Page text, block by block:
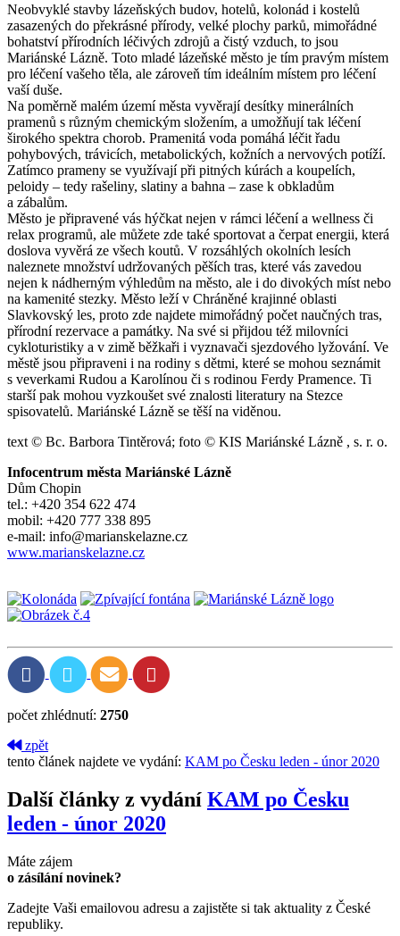
Neobvyklé stavby lázeňských budov, hotelů, kolonád i kostelů
zasazených do překrásné přírody, velké plochy parků, mimořádné
bohatství přírodních léčivých zdrojů a čistý vzduch, to jsou
Mariánské Lázně. Toto mladé lázeňské město je tím pravým místem
pro léčení vašeho těla, ale zároveň tím ideálním místem pro léčení
vaší duše.
Na poměrně malém území města vyvěrají desítky minerálních
pramenů s různým chemickým složením, a umožňují tak léčení
širokého spektra chorob. Pramenitá voda pomáhá léčit řadu
pohybových, trávicích, metabolických, kožních a nervových potíží.
Zatímco prameny se využívají při pitných kúrách a koupelích,
peloidy – tedy rašeliny, slatiny a bahna – zase k obkladům
a zábalům.
Město je připravené vás hýčkat nejen v rámci léčení a wellness či
relax programů, ale můžete zde také sportovat a čerpat energii, která
doslova vyvěrá ze všech koutů. V rozsáhlých okolních lesích
naleznete množství udržovaných pěších tras, které vás zavedou
nejen k nádherným výhledům na město, ale i do divokých míst nebo
na kamenité stezky. Město leží v Chráněné krajinné oblasti
Slavkovský les, proto zde najdete mimořádný počet naučných tras,
přírodní rezervace a památky. Na své si přijdou též milovníci
cykloturistiky a v zimě běžkaři i vyznavači sjezdového lyžování. Ve
městě jsou připraveni i na rodiny s dětmi, které se mohou seznámit
s veverkami Rudou a Karolínou či s rodinou Ferdy Pramence. Ti
starší pak mohou vyzkoušet své znalosti literatury na Stezce
spisovatelů. Mariánské Lázně se těší na viděnou.
text © Bc. Barbora Tintěrová; foto © KIS Mariánské Lázně , s. r. o.
Infocentrum města Mariánské Lázně
Dům Chopin
tel.: +420 354 622 474
mobil: +420 777 338 895
e-mail: info@marianskelazne.cz
www.marianskelazne.cz
počet zhlédnutí: 2750
zpět
tento článek najdete ve vydání: KAM po Česku leden - únor 2020
Další články z vydání KAM po Česku
leden - únor 2020
Máte zájem
o zásílání novinek?
Zadejte Vaši emailovou adresu a zajistěte si tak aktuality z České
republiky.